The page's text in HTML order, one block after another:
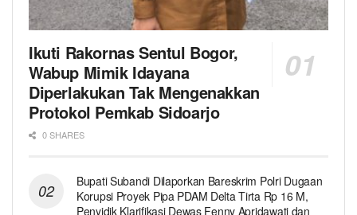
Ikuti Rakornas Sentul Bogor,
Wabup Mimik Idayana
Diperlakukan Tak Mengenakkan
Protokol Pemkab Sidoarjo
0 SHARES
Bupati Subandi Dilaporkan Bareskrim Polri Dugaan
Korupsi Proyek Pipa PDAM Delta Tirta Rp 16 M,
Penyidik Klarifikasi Dewas Fenny Apridawati dan